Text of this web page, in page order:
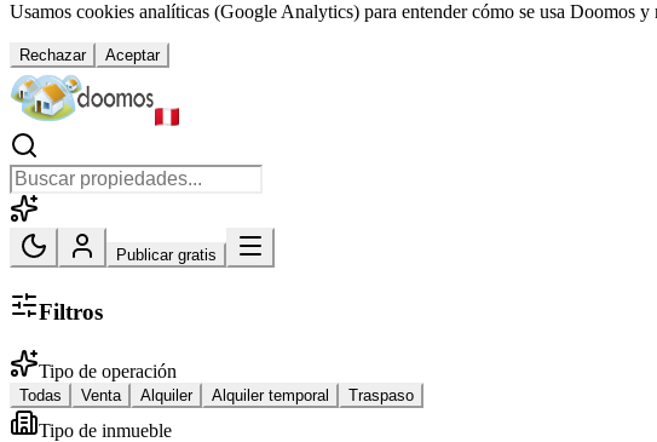
Usamos cookies analíticas (Google Analytics) para entender cómo se usa Doomos
Rechazar Aceptar
Publicar gratis
Filtros
Tipo de operación
Todas Venta Alquiler Alquiler temporal Traspaso
Tipo de inmueble